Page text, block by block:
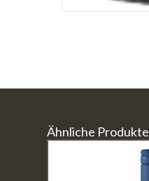
Ähnliche Produkte